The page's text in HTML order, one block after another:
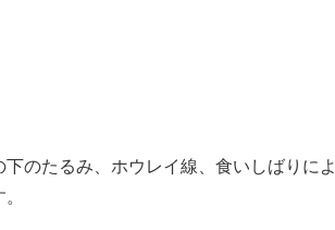
のたるみ、ホウレイ線、食いしばりによ